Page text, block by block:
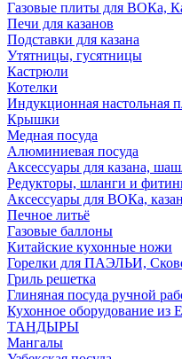
Газовые плиты для ВОКа,
Печи для казанов
Подставки для казана
Утятницы, гусятницы
Кастрюли
Котелки
Индукционная настольная
Крышки
Медная посуда
Алюминиевая посуда
Аксессуары для казана,
Редукторы, шланги и
Аксессуары для ВОКа,
Печное литьё
Газовые баллоны
Китайские кухонные ножи
Горелки для ПАЭЛЬИ,
Гриль решетка
Глиняная посуда ручной
Кухонное оборудование
ТАНДЫРЫ
Мангалы